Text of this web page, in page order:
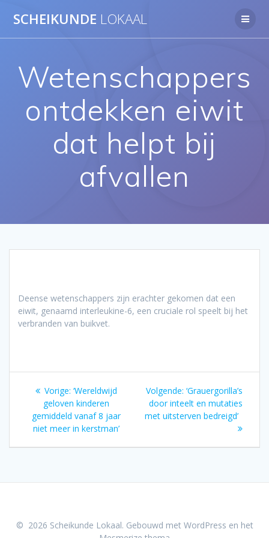
naar
SCHEIKUNDE LOKAAL
Wetenschappers
ontdekken eiwit
dat helpt bij
afvallen
Deense wetenschappers zijn erachter gekomen dat een
eiwit, genaamd interleukine-6, een cruciale rol speelt bij het
verbranden van buikvet.
Bericht
navigatie
Vorige: Vorig
bericht:
‘Wereldwijd
geloven kinderen
gemiddeld vanaf 8 jaar
niet meer in kerstman’
Volgende: Volgend
bericht:
‘Grauergorilla’s
door inteelt en mutaties
met uitsterven bedreigd’
© 2026 Scheikunde Lokaal. Gebouwd met WordPress en het